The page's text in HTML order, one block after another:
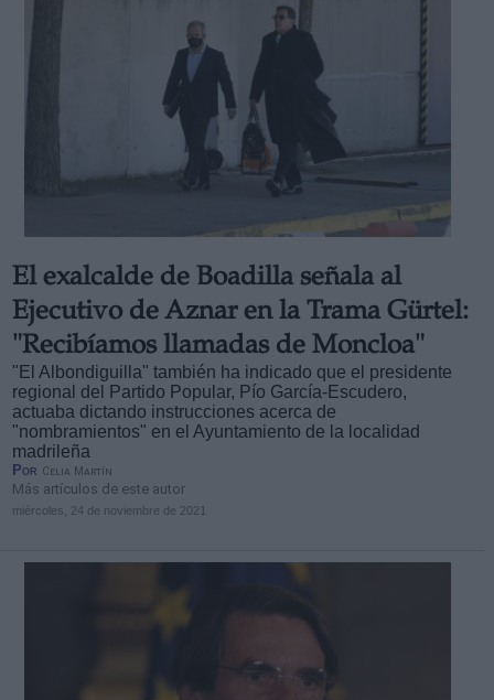
El exalcalde de Boadilla señala al
Ejecutivo de Aznar en la Trama Gürtel:
"Recibíamos llamadas de Moncloa"
"El Albondiguilla" también ha indicado que el presidente
regional del Partido Popular, Pío García-Escudero,
actuaba dictando instrucciones acerca de
"nombramientos" en el Ayuntamiento de la localidad
madrileña
Por Celia Martín
Más artículos de este autor
miércoles, 24 de noviembre de 2021